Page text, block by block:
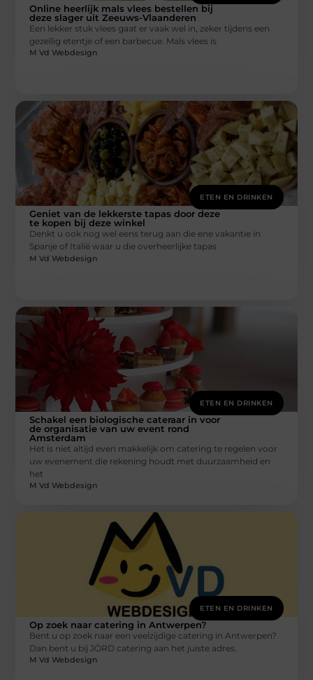
Online heerlijk mals vlees bestellen bij
deze slager uit Zeeuws-Vlaanderen
Een lekker stuk vlees gaat er vaak wel in, zeker tijdens een
gezellig etentje of een barbecue. Mals vlees is
M Vd Webdesign
ETEN EN DRINKEN
Geniet van de lekkerste tapas door deze
te kopen bij deze winkel
Denkt u ook nog wel eens terug aan die ene vakantie in
Spanje of Italië waar u die overheerlijke tapas
M Vd Webdesign
ETEN EN DRINKEN
Schakel een biologische cateraar in voor
de organisatie van uw event rond
Amsterdam
Het is niet altijd even makkelijk om catering te regelen voor
uw evenement die rekening houdt met duurzaamheid en
het
M Vd Webdesign
ETEN EN DRINKEN
Op zoek naar catering in Antwerpen?
Bent u op zoek naar een veelzijdige catering in Antwerpen?
Dan bent u bij JÖRD catering aan het juiste adres.
M Vd Webdesign